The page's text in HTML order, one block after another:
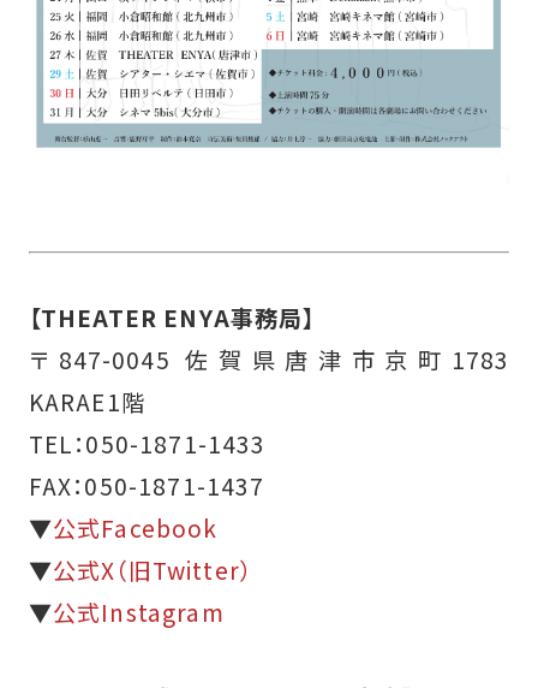
【THEATER ENYA事務局】
〒847-0045 佐賀県唐津市京町1783
KARAE1階
TEL：050-1871-1433
FAX：050-1871-1437
▼公式Facebook
▼公式X（旧Twitter）
▼公式Instagram